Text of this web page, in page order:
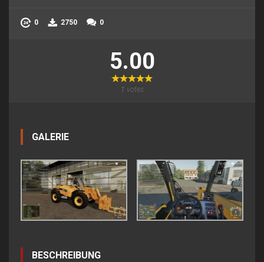
0 2750 0
5.00
1 votes
GALERIE
BESCHREIBUNG